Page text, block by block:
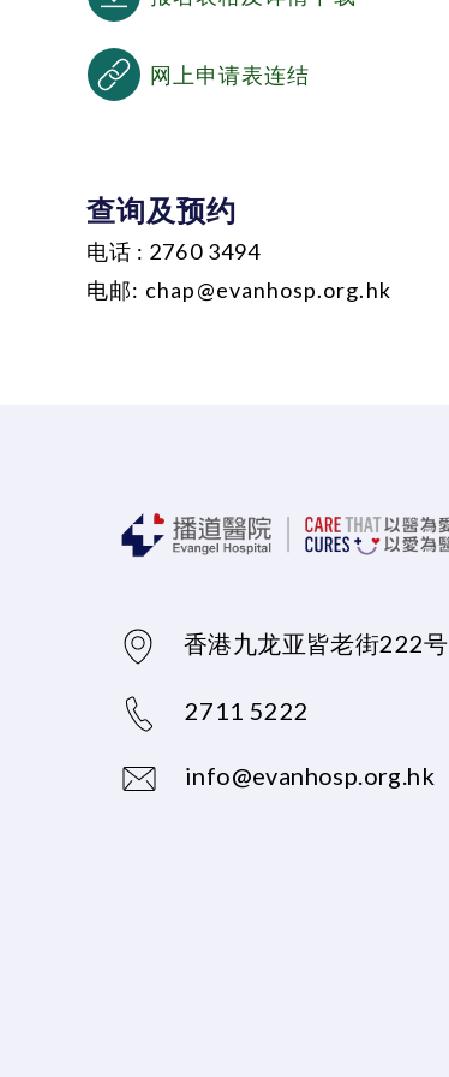
网上申请表连结
查询及预约
电话 : 2760 3494
电邮: chap@evanhosp.org.hk
香港九龙亚皆老街222号
2711 5222
info@evanhosp.org.hk